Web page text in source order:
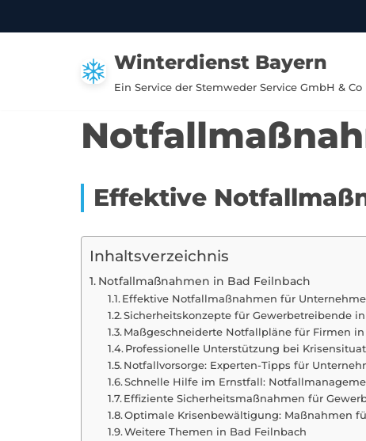
Winterdienst Bayern
Ein Service der Stemweder Service GmbH & Co
Effektive
Inhaltsverzeichnis
Notfallmaßnahmen in Bad Feilnbach
Effektive Notfallmaßnahmen für
Sicherheitskonzepte für Gewerbetreibende
Maßgeschneiderte Notfallpläne für Firmen
Professionelle Unterstützung bei
Notfallvorsorge: Experten-Tipps für
Schnelle Hilfe im Ernstfall:
Effiziente Sicherheitsmaßnahmen für
Optimale Krisenbewältigung: Maßnahmen
Weitere Themen in Bad Feilnbach